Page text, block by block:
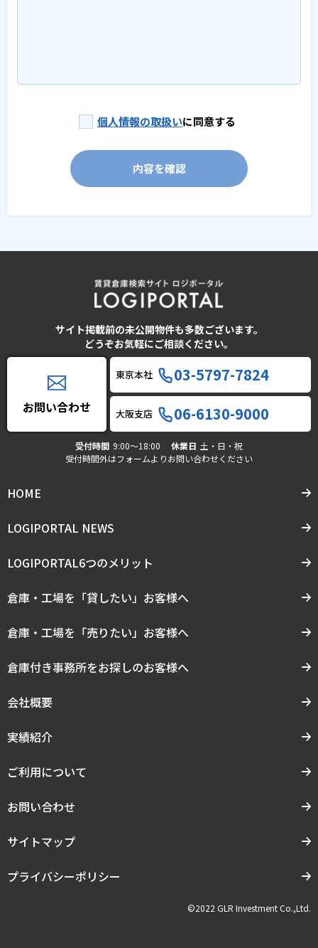
個人情報の取扱いに同意する
内容を確認
サイト掲載前の未公開物件も多数ございます。
どうぞお気軽にご相談ください。
お問い合わせ
東京本社 03-5797-7824
大阪支店 06-6130-9000
受付時間 9:00〜18:00 休業日 土・日・祝
受付時間外はフォームよりお問い合わせください
HOME
LOGIPORTAL NEWS
LOGIPORTAL6つのメリット
倉庫・工場を「貸したい」お客様へ
倉庫・工場を「売りたい」お客様へ
倉庫付き事務所をお探しのお客様へ
会社概要
実績紹介
ご利用について
お問い合わせ
サイトマップ
プライバシーポリシー
©2022 GLR Investment Co.,Ltd.